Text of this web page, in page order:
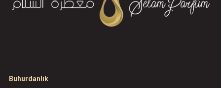
Buhurdanlık